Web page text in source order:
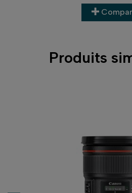
Produits